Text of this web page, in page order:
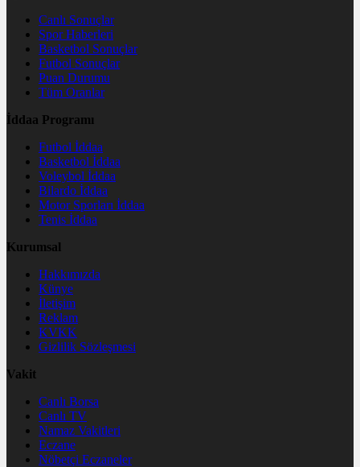
Canlı Sonuçlar
Spor Haberleri
Basketbol Sonuçlar
Futbol Sonuçlar
Puan Durumu
Tüm Oranlar
İddaa Programı
Futbol İddaa
Basketbol İddaa
Voleybol İddaa
Bilardo İddaa
Motor Sporları İddaa
Tenis İddaa
Kurumsal
Hakkımızda
Künye
İletişim
Reklam
KVKK
Gizlilik Sözleşmesi
Vakit
Canlı Borsa
Canlı TV
Namaz Vakitleri
Eczane
Nöbetçi Eczaneler